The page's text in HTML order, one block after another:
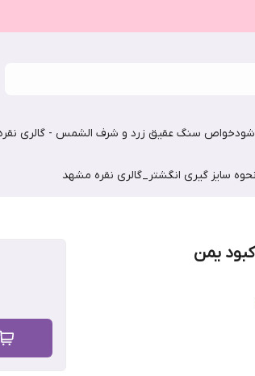
خواص سنگ عقیق زرد و شرف الشمس - گالری
نحوه سایز گیری انگشتر_گالری نقره مشهد
یمن